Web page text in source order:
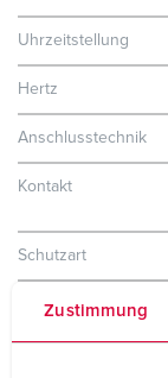
Zustimmung
Uhrzeitstellung
Hertz
Anschlusstechnik
Kontakt
Schutzart
Gewicht